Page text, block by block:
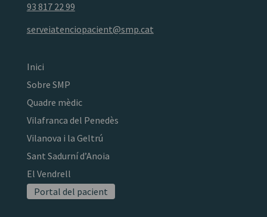
93 817 22 99
serveiatenciopacient@smp.cat
Inici
Sobre SMP
Quadre mèdic
Vilafranca del Penedès
Vilanova i la Geltrú
Sant Sadurní d’Anoia
El Vendrell
Portal del pacient